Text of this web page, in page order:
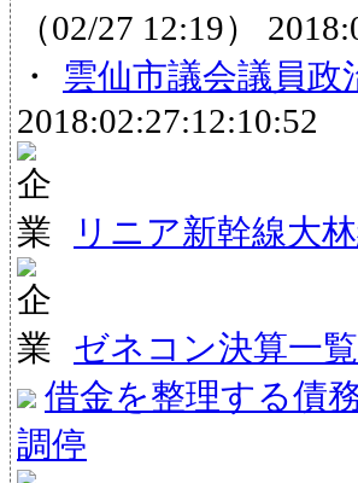
（02/27 12:19）
・
雲仙市議会議員
2018:02:27:12:10:52
リニア新幹線大
ゼネコン決算一
借金を整理する債
調停